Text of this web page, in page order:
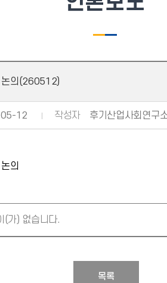
논의(260512)
12 작성자 후기산업사회연구
의
(가) 없습니다.
목록